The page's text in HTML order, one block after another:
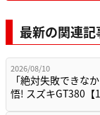
最新の関連
2026/08/10
「絶対失敗できな
悟! スズキGT380